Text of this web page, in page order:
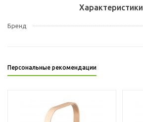
Характеристики
Бренд
Персональные рекомендации